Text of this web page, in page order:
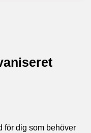
för dig som behöver